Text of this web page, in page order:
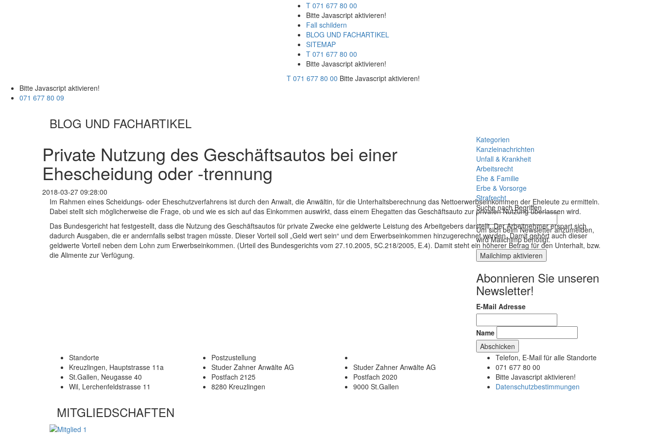
T 071 677 80 00
Bitte Javascript aktivieren!
Fall schildern
BLOG UND FACHARTIKEL
SITEMAP
T 071 677 80 00
Bitte Javascript aktivieren!
T 071 677 80 00 Bitte Javascript aktivieren!
Bitte Javascript aktivieren!
071 677 80 09
BLOG UND FACHARTIKEL
Kategorien
Kanzleinachrichten
Unfall & Krankheit
Arbeitsrecht
Ehe & Familie
Erbe & Vorsorge
Strafrecht
Suche nach Begriffen
Um sich beim Newsletter anzumelden,
wird Mailchimp benötigt.
Mailchimp aktivieren
Abonnieren Sie unseren
Newsletter!
E-Mail Adresse
Name
Private Nutzung des Geschäftsautos bei einer
Ehescheidung oder -trennung
2018-03-27 09:28:00
Im Rahmen eines Scheidungs- oder Eheschutzverfahrens ist durch den Anwalt, die Anwältin, für die Unterhaltsberechnung das Nettoerwerbseinkommen der Eheleute zu ermitteln.
Dabei stellt sich möglicherweise die Frage, ob und wie es sich auf das Einkommen auswirkt, dass einem Ehegatten das Geschäftsauto zur privaten Nutzung überlassen wird.
Das Bundesgericht hat festgestellt, dass die Nutzung des Geschäftsautos für private Zwecke eine geldwerte Leistung des Arbeitgebers darstellt. Der Arbeitnehmer erspart sich
dadurch Ausgaben, die er andernfalls selbst tragen müsste. Dieser Vorteil soll „Geld wert sein“ und dem Erwerbseinkommen hinzugerechnet werden. Damit gehört auch dieser
geldwerte Vorteil neben dem Lohn zum Erwerbseinkommen. (Urteil des Bundesgerichts vom 27.10.2005, 5C.218/2005, E.4). Damit steht ein höherer Betrag für den Unterhalt, bzw.
die Alimente zur Verfügung.
Standorte
Kreuzlingen, Hauptstrasse 11a
St.Gallen, Neugasse 40
Wil, Lerchenfeldstrasse 11
Postzustellung
Studer Zahner Anwälte AG
Postfach 2125
8280 Kreuzlingen
Studer Zahner Anwälte AG
Postfach 2020
9000 St.Gallen
Telefon, E-Mail für alle Standorte
071 677 80 00
Bitte Javascript aktivieren!
Datenschutzbestimmungen
MITGLIEDSCHAFTEN